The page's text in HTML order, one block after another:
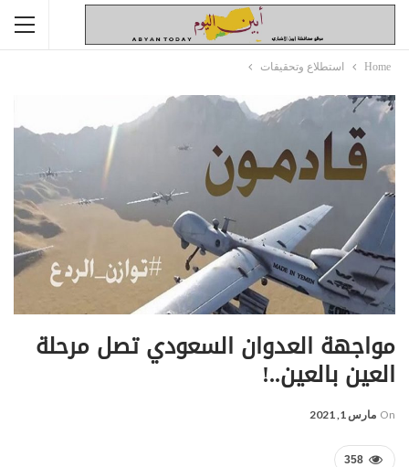
Home استطلاع وتحقيقات
مواجهة العدوان السعودي تصل مرحلة
العين بالعين..!
On مارس 1, 2021
358